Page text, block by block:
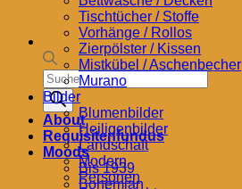
Products
search
About
Requisitenfundus
Moods
Bis 1939
Bohemian
Tischtücher / Stoffe
Vorhänge / Rollos
Zierpölster / Kissen
Mistkübel / Aschenbecher
Murano
Bilder
Blumenbilder
Heiligenbilder
Landschaft
Modern
Personen